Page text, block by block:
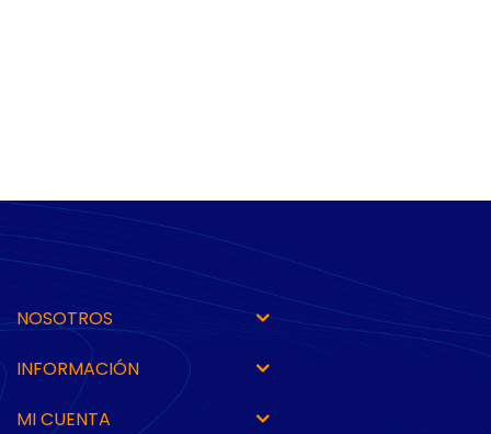
NOSOTROS
INFORMACIÓN
MI CUENTA